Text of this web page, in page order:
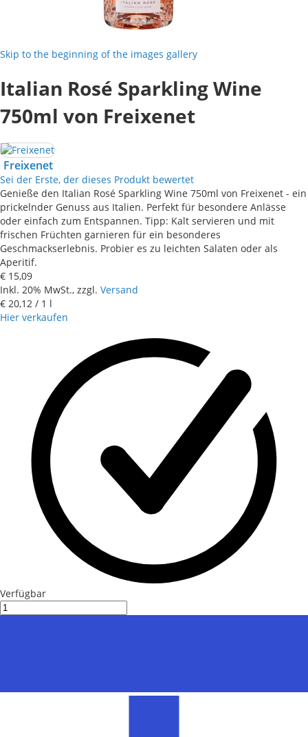
Skip to the beginning of the images gallery
Italian Rosé Sparkling Wine
750ml von Freixenet
Freixenet
Sei der Erste, der dieses Produkt bewertet
Genieße den Italian Rosé Sparkling Wine 750ml von Freixenet - ein
prickelnder Genuss aus Italien. Perfekt für besondere Anlässe
oder einfach zum Entspannen. Tipp: Kalt servieren und mit
frischen Früchten garnieren für ein besonderes
Geschmackserlebnis. Probier es zu leichten Salaten oder als
Aperitif.
€ 15,09
Inkl. 20% MwSt., zzgl. Versand
€ 20,12 / 1 l
Hier verkaufen
Verfügbar